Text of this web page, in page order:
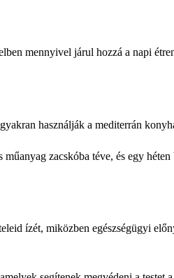
mennyivel járul hozzá a napi
használják a mediterrán
zacskóba téve, és egy
ízét, miközben egészségügyi